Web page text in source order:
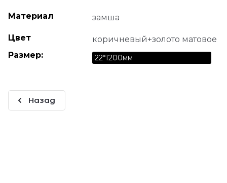
Материал замша
Цвет
коричневый+золото матовое
Размер:
22*1200мм
Назад